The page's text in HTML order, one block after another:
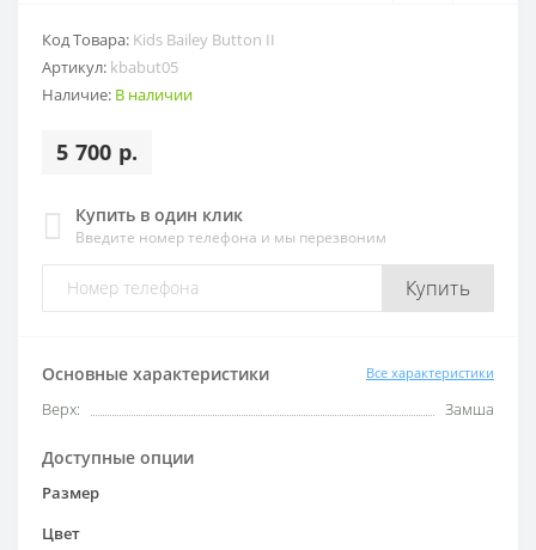
Код Товара: Kids Bailey Button II
Артикул: kbabut05
Наличие: В наличии
5 700 р.
Купить в один клик
Введите номер телефона и мы перезвоним
Купить
Основные характеристики Все характеристики
Верх: Замша
Доступные опции
Размер
Цвет